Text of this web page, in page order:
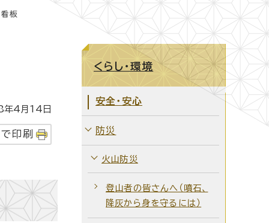
板
4月14日
印刷
くらし・環境
安全・安心
防災
火山防災
登山者の皆さんへ（噴石、
降灰から身を守るには）